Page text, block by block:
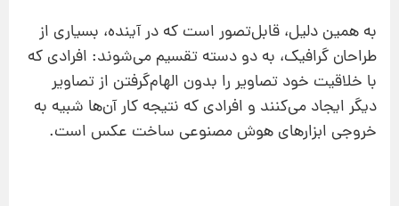
به همین دلیل، قابل‌تصور است که در آینده، بسیاری از
طراحان گرافیک، به دو دسته تقسیم می‌شوند: افرادی که
با خلاقیت خود تصاویر را بدون الهام‌گرفتن از تصاویر
دیگر ایجاد می‌کنند و افرادی که نتیجه کار آن‌ها شبیه به
خروجی ابزارهای هوش مصنوعی ساخت عکس است.